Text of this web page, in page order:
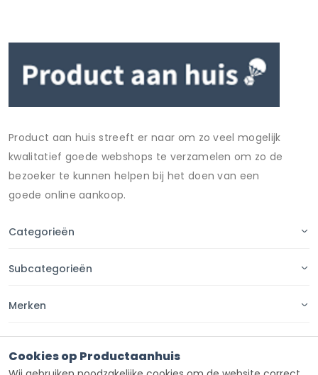
Product aan huis streeft er naar om zo veel mogelijk
kwalitatief goede webshops te verzamelen om zo de
bezoeker te kunnen helpen bij het doen van een
goede online aankoop.
Categorieën
Subcategorieën
Merken
Cookies op Productaanhuis